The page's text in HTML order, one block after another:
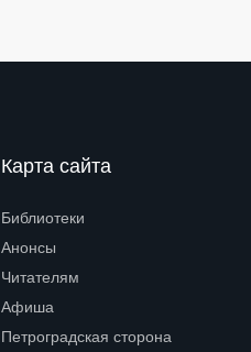
Карта сайта
Библиотеки
Анонсы
Читателям
Афиша
Петроградская сторона